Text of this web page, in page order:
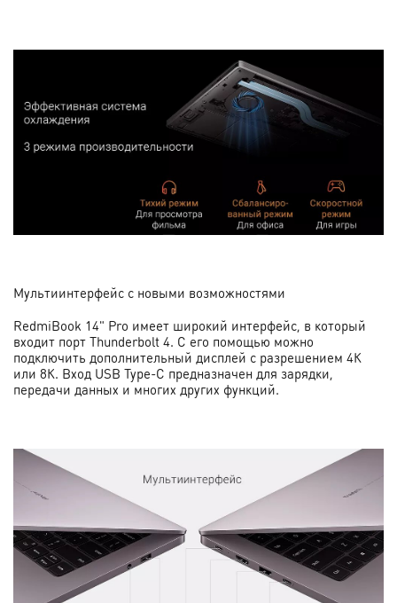
Мультиинтерфейс с новыми возможностями
RedmiBook 14" Pro имеет широкий интерфейс, в который
входит порт Thunderbolt 4. С его помощью можно
подключить дополнительный дисплей с разрешением 4К
или 8К. Вход USB Type-C предназначен для зарядки,
передачи данных и многих других функций.